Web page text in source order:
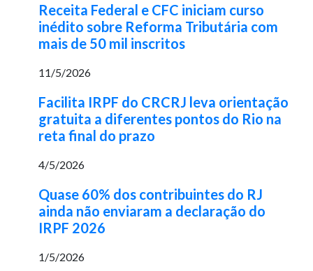
Receita Federal e CFC iniciam curso
inédito sobre Reforma Tributária com
mais de 50 mil inscritos
11/5/2026
Facilita IRPF do CRCRJ leva orientação
gratuita a diferentes pontos do Rio na
reta final do prazo
4/5/2026
Quase 60% dos contribuintes do RJ
ainda não enviaram a declaração do
IRPF 2026
1/5/2026